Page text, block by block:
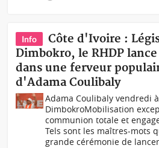
Info
Côte d'Ivoire :
Dimbokro, le RHDP
dans une ferveur
d'Adama Coulibaly
Adama Coulibaly vendredi à
DimbokroMobilisation
communion totale et
Tels sont les maîtres-mots
grande cérémonie de